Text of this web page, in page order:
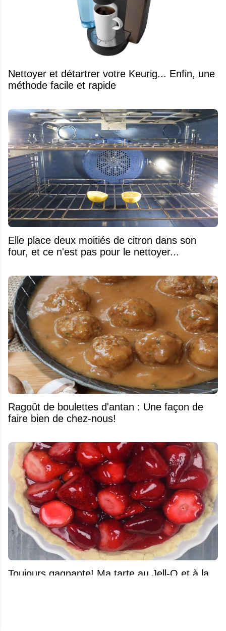
Nettoyer et détartrer votre Keurig... Enfin, une
méthode facile et rapide
Elle place deux moitiés de citron dans son
four, et ce n'est pas pour le nettoyer...
Ragoût de boulettes d'antan : Une façon de
faire bien de chez-nous!
Toujours gagnante! Ma tarte au Jell-O et à la